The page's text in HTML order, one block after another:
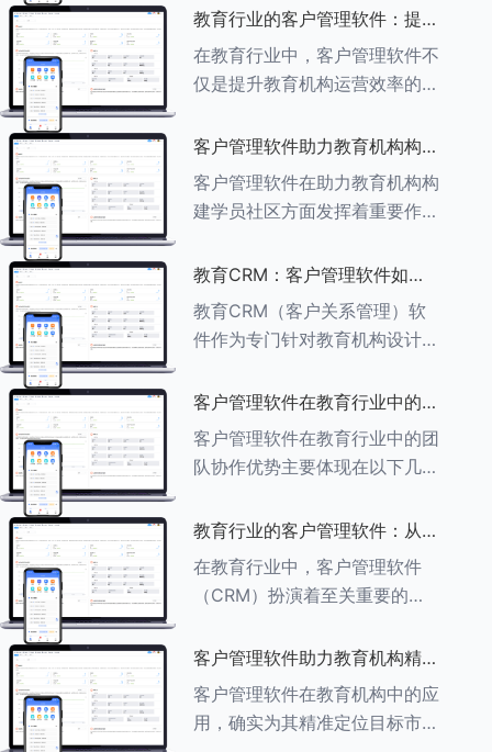
多种渠道，提升教育机构的市场
竞争力、客户满意度和运营效
率。以下是对这一策略的具体分
析： ###
教育行业的客户管理软件：提升
家长参与度的关键
在教育行业中，客户管理软件不
仅是提升教育机构运营效率的重
促进家校合作的关键。以下将详
细探讨如何通过教育行业的客户
管理软件来提升家长的参与度。
###
客户管理软件助力教育机构构建
学员社区
客户管理软件在助力教育机构构
建学员社区方面发挥着重要作
述其助力作用： ###一、学员
信息管理 客户管理软件具备强
大的学员信息管理功能，能够集
中存储
教育CRM：客户管理软件如何
增强教育品牌影响力
教育CRM（客户关系管理）软
件作为专门针对教育机构设计的
影响力方面发挥着重要作用。以
下详细分析教育CRM软件如何
助力提升教育品牌影响力：
###一、
客户管理软件在教育行业中的团
队协作优势
客户管理软件在教育行业中的团
队协作优势主要体现在以下几个
与共享 客户管理软件作为强大
的信息存储库，能够整合并记录
学生的基本信息（如姓名、年
龄、联
教育行业的客户管理软件：从招
生到毕业的全方位管理
在教育行业中，客户管理软件
（CRM）扮演着至关重要的角
全方位管理，提升教育机构的管
理效率和学员满意度。以下是一
些适合教育行业的CRM软件及
其功能特点：
客户管理软件助力教育机构精准
定位目标市场
客户管理软件在教育机构中的应
用，确实为其精准定位目标市场